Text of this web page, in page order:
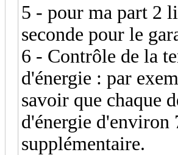
5 - pour ma part 2
seconde pour le
6 - Contrôle de la
d'énergie : par
savoir que chaque
d'énergie d'environ
supplémentaire.